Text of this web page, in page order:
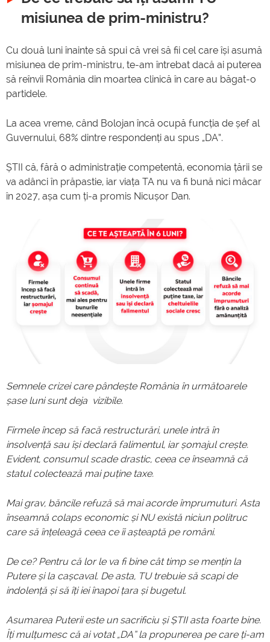
misiunea de prim-ministru?
Cu două luni înainte să spui că vrei să fii cel care își asumă
misiunea de prim-ministru, te-am întrebat dacă ai puterea
să reînvii România din moartea clinică în care au băgat-o
partidele.
La acea vreme, când Bolojan încă ocupă funcția de șef al
Guvernului, 68% dintre respondenți au spus „DA”.
ȘTII că, fără o administrație competentă, economia țării se
va adânci în prăpastie, iar viața TA nu va fi bună nici măcar
în 2027, așa cum ți-a promis Nicușor Dan.
Semnele crizei care pândește România în următoarele
șase luni sunt deja vizibile.
Firmele încep să facă restructurări, unele intră în
insolvență sau își declară falimentul, iar șomajul crește.
Evident, consumul scade drastic, ceea ce înseamnă că
statul colectează mai puține taxe.
Mai grav, băncile refuză să mai acorde împrumuturi. Asta
înseamnă colaps economic și NU există niciun politruc
care să înțeleagă ceea ce îi așteaptă pe români.
De ce? Pentru că lor le va fi bine cât timp se mențin la
Putere și la cașcaval. De asta, TU trebuie să scapi de
indolență și să îți iei înapoi țara și bugetul.
Asumarea Puterii este un sacrificiu și ȘTII asta foarte bine.
Îți mulțumesc că ai votat „DA” la propunerea pe care ți-am